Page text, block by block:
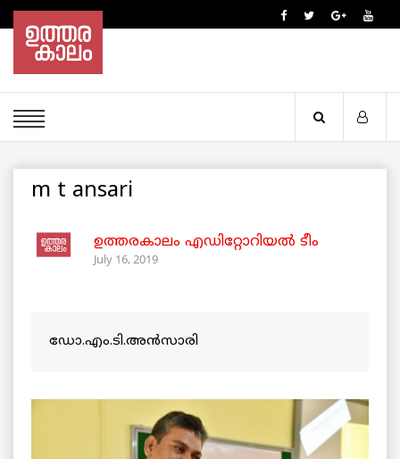
m t ansari
ഉത്തരകാലം എഡിറ്റോറിയല്‍ ടീം
July 16, 2019
ഡോ.എം.ടി.അൻസാരി